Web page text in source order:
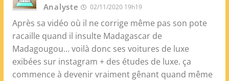
Analyste 02/11/2020 19h19
Après sa vidéo où il ne corrige même pas son pote
racaille quand il insulte Madagascar de
Madagougou… voilà donc ses voitures de luxe
exibées sur instagram + des études de luxe. ça
commence à devenir vraiment gênant quand même